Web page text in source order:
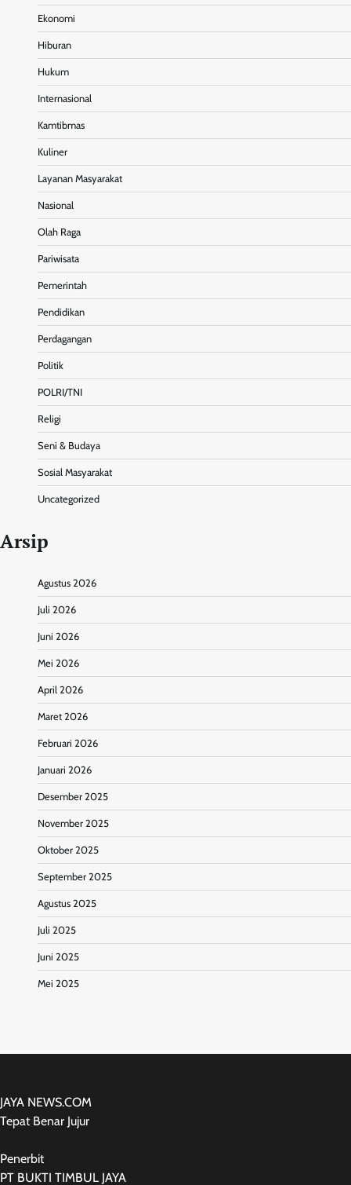
Ekonomi
Hiburan
Hukum
Internasional
Kamtibmas
Kuliner
Layanan Masyarakat
Nasional
Olah Raga
Pariwisata
Pemerintah
Pendidikan
Perdagangan
Politik
POLRI/TNI
Religi
Seni & Budaya
Sosial Masyarakat
Uncategorized
Arsip
Agustus 2026
Juli 2026
Juni 2026
Mei 2026
April 2026
Maret 2026
Februari 2026
Januari 2026
Desember 2025
November 2025
Oktober 2025
September 2025
Agustus 2025
Juli 2025
Juni 2025
Mei 2025
JAYA NEWS.COM
Tepat Benar Jujur
Penerbit
PT BUKTI TIMBUL JAYA